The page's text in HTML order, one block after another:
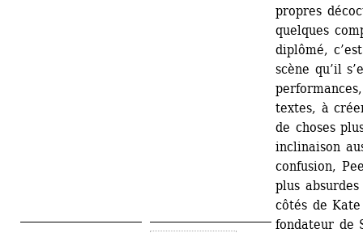
propres
quelques
diplômé,
scène qu’il
textes, à
de choses
inclinaison
confusion,
plus
côtés de
fondateur de